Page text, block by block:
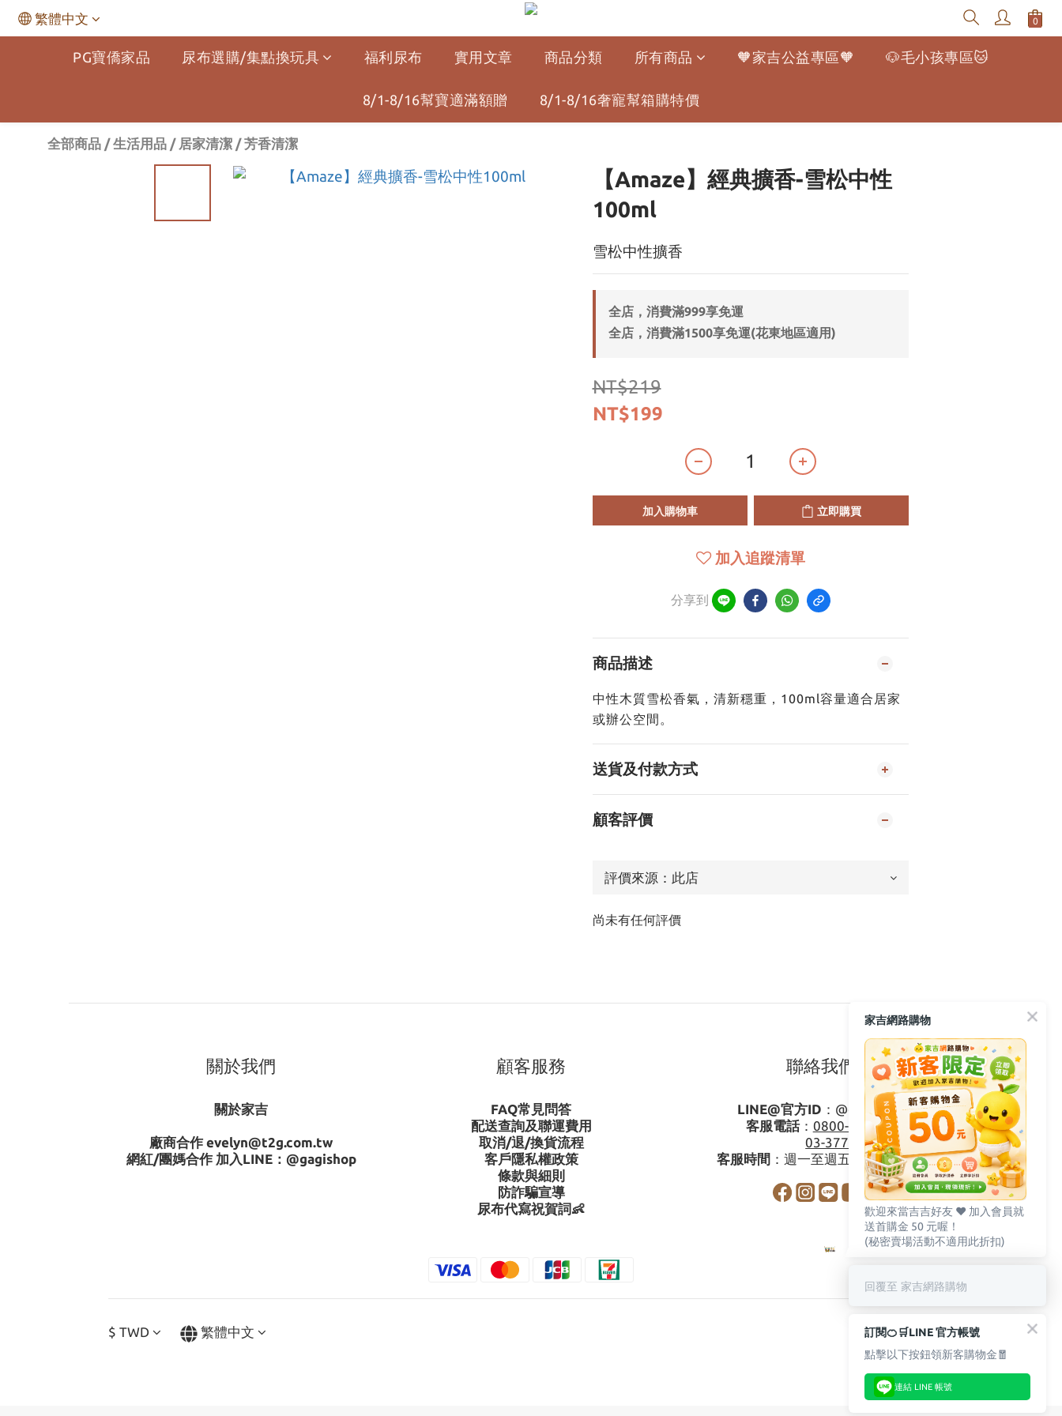
繁體中文
PG寶僑家品 尿布選購/集點換玩具 福利尿布 實用文章 商品分類 所有商品 🧡家吉公益專區🧡 🐶毛小孩專區🐱
8/1-8/16幫寶適滿額贈 8/1-8/16奢寵幫箱購特價
全部商品 /生活用品 / 居家清潔 /芳香清潔
【Amaze】經典擴香-雪松中性
100ml
雪松中性擴香
全店，消費滿999享免運
全店，消費滿1500享免運(花東地區適用)
NT$219
NT$199
加入購物車 立即購買
加入追蹤清單
分享到
商品描述
中性木質雪松香氣，清新穩重，100ml容量適合居家
或辦公空間。
送貨及付款方式
顧客評價
尚未有任何評價
關於我們
關於家吉
廠商合作 evelyn@t2g.com.tw
網紅/團媽合作 加入LINE： @gagishop
顧客服務
FAQ常見問答
配送查詢及聯運費用
取消/退/換貨流程
客戶隱私權政策
條款與細則
防詐騙宣導
尿布代寫祝賀詞👶
聯絡我們
LINE@官方ID ： @gagishop
客服電話： 0800-273795
03-3778587
客服時間 ：週一至週五08:30-17:30
$ TWD 繁體中文
家吉網路購物
歡迎來當吉吉好友 ♥️ 加入會員就
送首購金 50 元喔！
(秘密賣場活動不適用此折扣)
回覆至 家吉網路購物
訂閱🍊🛒LINE 官方帳號
點擊以下按鈕領新客購物金🧧
連結 LINE 帳號